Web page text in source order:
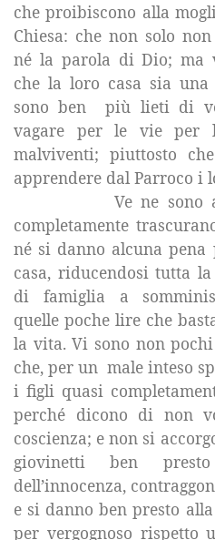
che proibiscono alla
Chiesa: che non solo
né la parola di Dio; ma
che la loro casa sia
sono ben
più lieti di
vagare per le vie per
malviventi; piuttosto
apprendere dal Parroco i
Ve ne
completamente
né si danno alcuna
casa, riducendosi tutta
di famiglia a
quelle poche lire che
la vita. Vi sono non
che, per un male inteso
i figli quasi
perché dicono di non
coscienza; e non si
giovinetti ben
dell’innocenza,
e si danno ben presto
per vergognoso rispetto